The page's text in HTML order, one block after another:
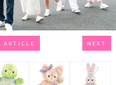
ARTICLE NEXT